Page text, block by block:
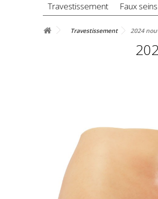
Travestissement Faux
Travestissement 2024